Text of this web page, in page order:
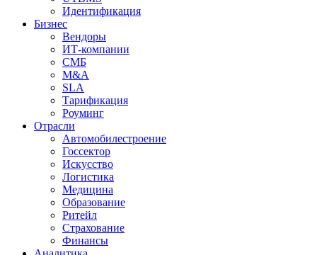
Идентификация
Бизнес
Вендоры
ИТ-компании
СМБ
M&A
SLA
Тарификация
Роуминг
Отрасли
Автомобилестроение
Госсектор
Искусство
Логистика
Медицина
Образование
Ритейл
Страхование
Финансы